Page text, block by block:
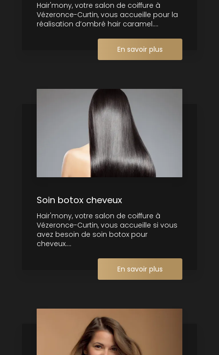
Hair'mony, votre salon de coiffure à
Vézeronce-Curtin, vous accueille pour la
réalisation d’ombré hair caramel....
En savoir plus
Soin botox cheveux
Hair'mony, votre salon de coiffure à
Vézeronce-Curtin, vous accueille si vous
avez besoin de soin botox pour
cheveux....
En savoir plus